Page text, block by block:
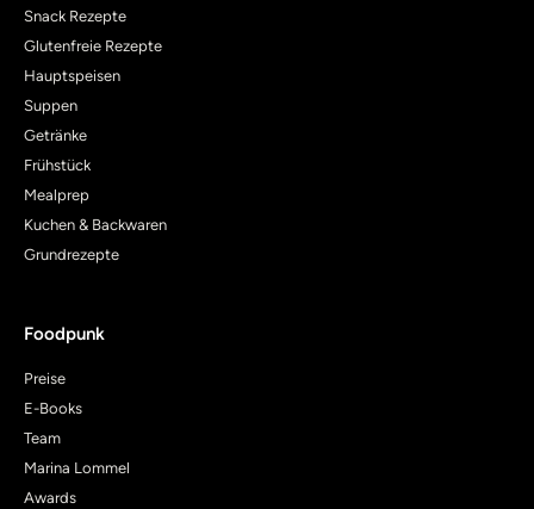
Snack Rezepte
Glutenfreie Rezepte
Hauptspeisen
Suppen
Getränke
Frühstück
Mealprep
Kuchen & Backwaren
Grundrezepte
Foodpunk
Preise
E-Books
Team
Marina Lommel
Awards